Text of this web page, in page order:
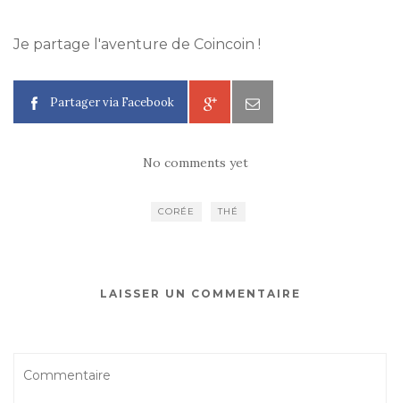
Je partage l'aventure de Coincoin !
Partager via Facebook
No comments yet
CORÉE THÉ
LAISSER UN COMMENTAIRE